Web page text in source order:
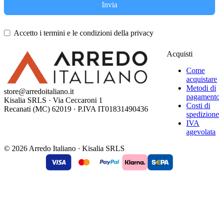
Invia
Accetto i termini e le condizioni della privacy
store@arredoitaliano.it
Kisalia SRLS · Via Ceccaroni 1
Recanati (MC) 62019 · P.IVA IT01831490436
Acquisti
Come
acquistare
Metodi di
Costi di
spedizione
IVA
agevolata
© 2026 Arredo Italiano · Kisalia SRLS